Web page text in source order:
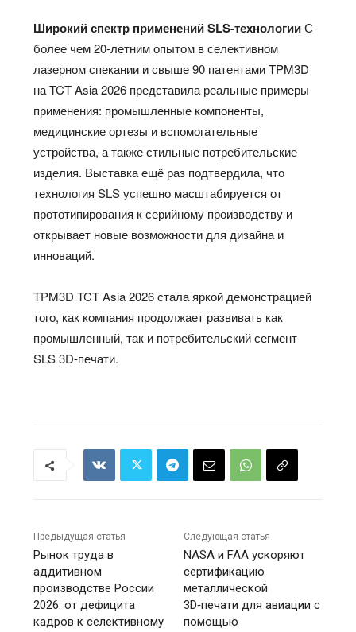
Широкий спектр применений SLS-технологииС
более чем 20-летним опытом в селективном
лазерном спекании и свыше 90 патентами TPM3D
на TCT Asia 2026 представила реальные примеры
применения: промышленные компоненты,
медицинские ортезы и вспомогательные
устройства, а также стильные потребительские
изделия. Выставка ещё раз подтвердила, что
технология SLS успешно масштабируется от
прототипирования к серийному производству и
открывает новые возможности для дизайна и
инноваций.
TPM3D TCT Asia 2026 стала яркой демонстрацией
того, как компания продолжает развивать как
промышленный, так и потребительский сегмент
SLS 3D-печати.
Предыдущая статья
Рынок труда в
аддитивном
производстве России
2026: от дефицита
кадров к селективному
Следующая статья
NASA и FAA ускоряют
сертификацию
металлической
3D‑печати для авиации с
помощью